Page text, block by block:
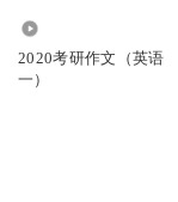
普拉提练习室
2020考研作文（英语
一）